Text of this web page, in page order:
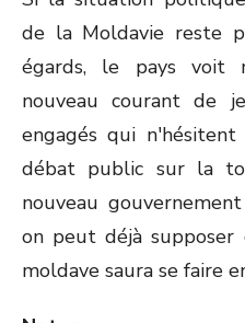
de la Moldavie reste
égards, le pays voit
nouveau courant de
engagés qui
débat public sur la
nouveau
on peut déjà
moldave saura se faire